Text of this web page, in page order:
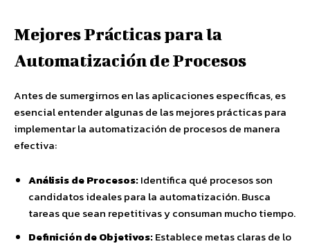
Mejores Prácticas para la
Automatización de Procesos
Antes de sumergirnos en las aplicaciones específicas, es
esencial entender algunas de las mejores prácticas para
implementar la automatización de procesos de manera
efectiva:
Análisis de Procesos:Identifica qué procesos son
candidatos ideales para la automatización. Busca
tareas que sean repetitivas y consuman mucho tiempo.
Definición de Objetivos:Establece metas claras de lo